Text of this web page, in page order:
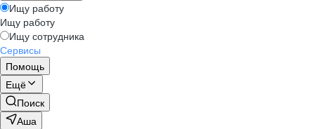
Ищу работу
Ищу работу
Ищу сотрудника
Сервисы
Помощь
Ещё
Поиск
Аша